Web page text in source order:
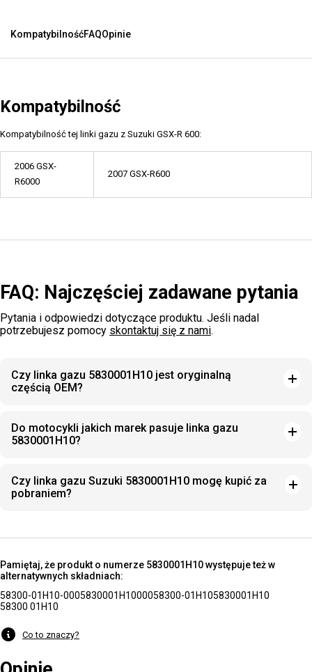
KompatybilnośćFAQOpinie
Kompatybilność
Kompatybilność tej linki gazu z Suzuki GSX-R 600:
2006 GSX-
R6000
2007 GSX-R600
FAQ: Najczęściej zadawane pytania
Pytania i odpowiedzi dotyczące produktu. Jeśli nadal
potrzebujesz pomocy skontaktuj się z nami.
Czy linka gazu 5830001H10 jest oryginalną
częścią OEM?
Do motocykli jakich marek pasuje linka gazu
5830001H10?
Czy linka gazu Suzuki 5830001H10 mogę kupić za
pobraniem?
Pamiętaj, że produkt o numerze 5830001H10 występuje też w
alternatywnych składniach:
58300-01H10-0005830001H1000058300-01H105830001H10
58300 01H10
Co to znaczy?